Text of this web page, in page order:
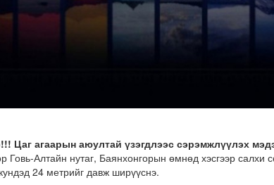
Цаг агаарын аюултай үзэгдлээс сэрэмжлүүлэх
Говь-Алтайн нутаг, Баянхонгорын өмнөд хэсгээр салхи
24 метрийг давж ширүүснэ.